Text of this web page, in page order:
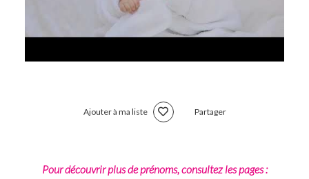
Ajouter à ma liste Partager
Pour découvrir plus de prénoms, consultez les pages :